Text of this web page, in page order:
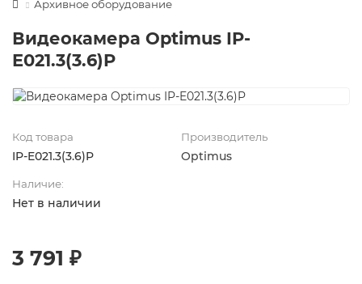
Архивное оборудование
Видеокамера Optimus IP-
E021.3(3.6)P
Код товара
IP-E021.3(3.6)P
Производитель
Optimus
Наличие:
Нет в наличии
3 791 ₽